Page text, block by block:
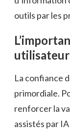
outils par les
La confiance
primordiale.
renforcer la
assistés par